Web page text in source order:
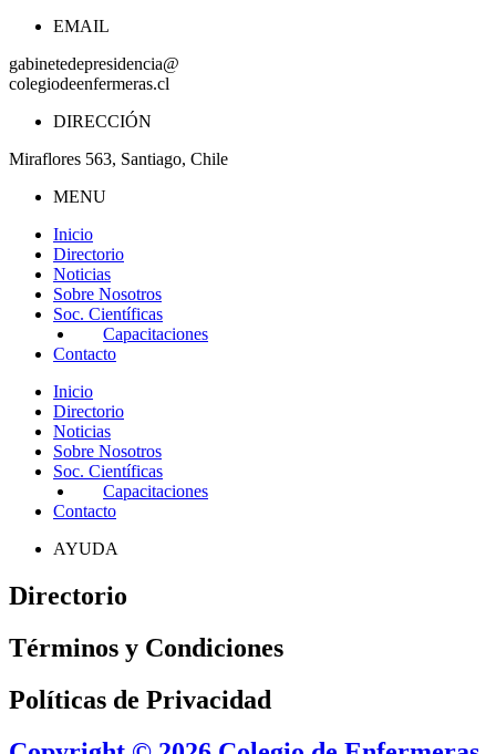
EMAIL
gabinetedepresidencia@
colegiodeenfermeras.cl
DIRECCIÓN
Miraflores 563, Santiago, Chile
MENU
Inicio
Directorio
Noticias
Sobre Nosotros
Soc. Científicas
Capacitaciones
Contacto
Inicio
Directorio
Noticias
Sobre Nosotros
Soc. Científicas
Capacitaciones
Contacto
AYUDA
Directorio
Términos y Condiciones
Políticas de Privacidad